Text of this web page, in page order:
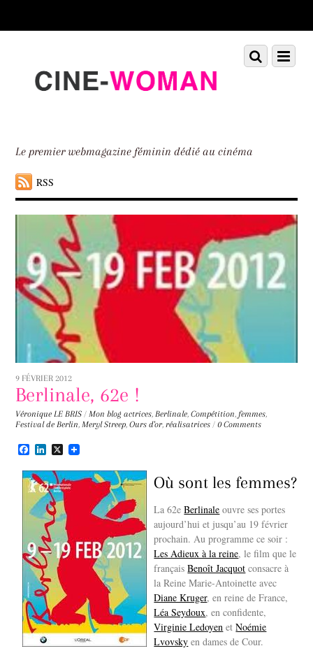
down
Le premier webmagazine féminin dédié au cinéma
RSS
Menu
Scroll
down
9 FÉVRIER 2012
Berlinale, 62e !
Véronique LE BRIS / Mon blog actrices, Berlinale,Compétition, femmes,
Festival de Berlin, Meryl Streep,Ours d'or, réalisatrices / 0 Comments
F
c
e
b
o
o
L
n
k
e
d
I
n
X
Où sont les femmes?
La 62eBerlinale ouvre ses portes
aujourd’hui et jusqu’au 19 février
prochain. Au programme ce soir :
Les Adieux à la reine, le film que le
françaisBenoît Jacquot consacre à
la Reine Marie-Antoinette avec
Diane Kruger, en reine de France,
Léa Seydoux, en confidente,
Virginie Ledoyen etNoémie
Lvovsky en dames de Cour.